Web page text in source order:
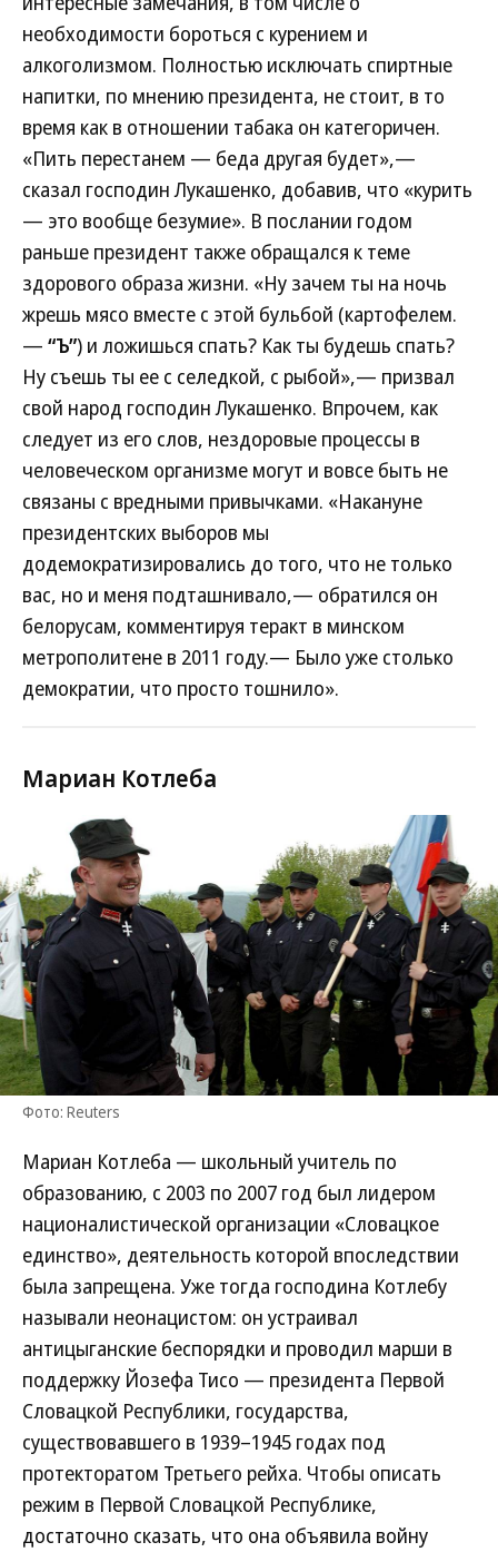
необходимости бороться с курением и
алкоголизмом. Полностью исключать спиртные
напитки, по мнению президента, не стоит, в то
время как в отношении табака он категоричен.
«Пить перестанем — беда другая будет»,—
сказал господин Лукашенко, добавив, что «курить
— это вообще безумие». В послании годом
раньше президент также обращался к теме
здорового образа жизни. «Ну зачем ты на ночь
жрешь мясо вместе с этой бульбой (картофелем.
— “Ъ”) и ложишься спать? Как ты будешь спать?
Ну съешь ты ее с селедкой, с рыбой»,— призвал
свой народ господин Лукашенко. Впрочем, как
следует из его слов, нездоровые процессы в
человеческом организме могут и вовсе быть не
связаны с вредными привычками. «Накануне
президентских выборов мы
додемократизировались до того, что не только
вас, но и меня подташнивало,— обратился он
белорусам, комментируя теракт в минском
метрополитене в 2011 году.— Было уже столько
демократии, что просто тошнило».
Мариан Котлеба
Фото: Reuters
Мариан Котлеба — школьный учитель по
образованию, с 2003 по 2007 год был лидером
националистической организации «Словацкое
единство», деятельность которой впоследствии
была запрещена. Уже тогда господина Котлебу
называли неонацистом: он устраивал
антицыганские беспорядки и проводил марши в
поддержку Йозефа Тисо — президента Первой
Словацкой Республики, государства,
существовавшего в 1939–1945 годах под
протекторатом Третьего рейха. Чтобы описать
режим в Первой Словацкой Республике,
достаточно сказать, что она объявила войну